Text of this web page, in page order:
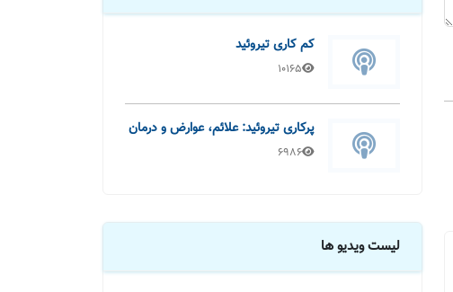
کم کاری تیروئید
10165
پرکاری تیروئید: علائم، عوارض و درمان
6986
لیست ویدیو ها